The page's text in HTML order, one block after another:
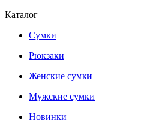
Каталог
Сумки
Рюкзаки
Женские сумки
Мужские сумки
Новинки